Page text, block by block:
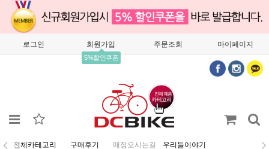
로그인 회원가입
5%할인쿠폰
주문조회 마이페이지
전체카테고리 구매후기 매장오시는길 우리들이야기